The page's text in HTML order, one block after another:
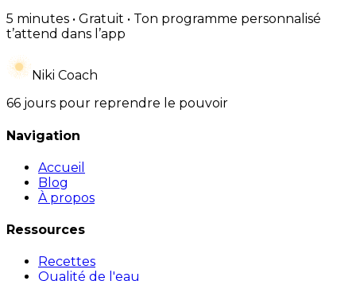
5 minutes • Gratuit • Ton programme personnalisé
t’attend dans l’app
Niki Coach
66 jours pour reprendre le pouvoir
Navigation
Accueil
Blog
À propos
Ressources
Recettes
Qualité de l'eau